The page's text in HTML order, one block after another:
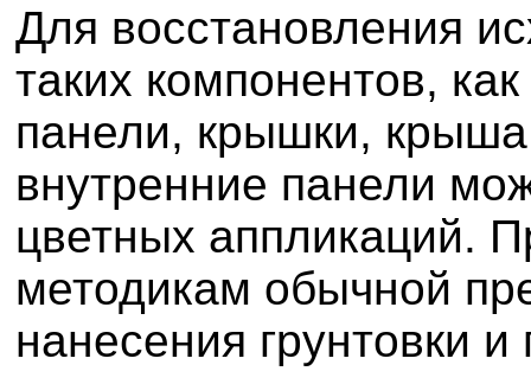
Для восстановления
таких компонентов,
панели, крышки,
внутренние панели
цветных аппликаций.
методикам обычной
нанесения грунтовки и